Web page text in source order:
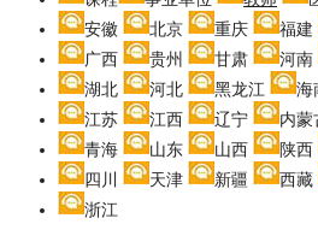
安徽
北京 重庆 福建
广西
贵州 甘肃 河南
湖北
河北 黑龙江 海
江苏
江西 辽宁 内蒙
青海
山东 山西 陕西
四川
天津 新疆 西藏
浙江